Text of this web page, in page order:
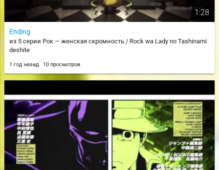
1:28
Ending
из 5 серии Рок — женская скромность / Rock wa Lady no Tashinami
deshite
1 год назад 10 просмотров